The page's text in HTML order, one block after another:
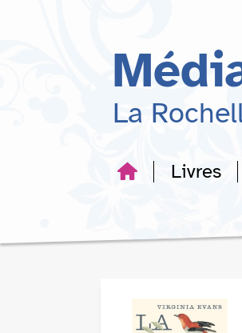
recherche
La
Livres